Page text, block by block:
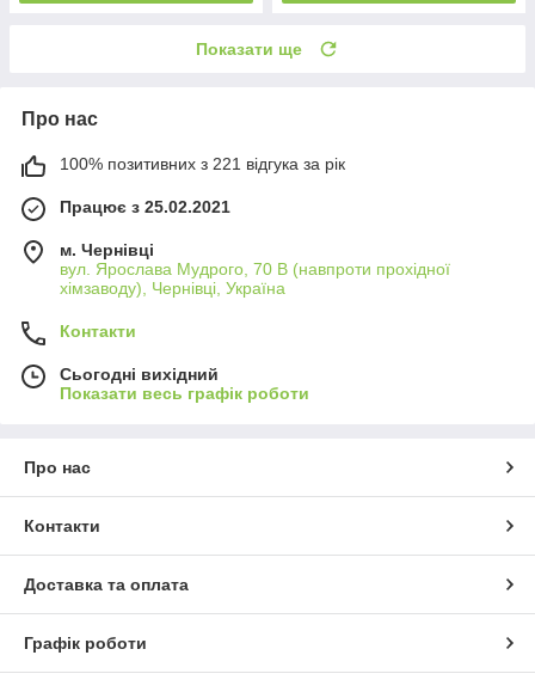
Показати ще
Про нас
100% позитивних з 221 відгука за рік
Працює з 25.02.2021
м. Чернівці
вул. Ярослава Мудрого, 70 В (навпроти прохідної
хімзаводу), Чернівці, Україна
Контакти
Сьогодні вихідний
Показати весь графік роботи
Про нас
Контакти
Доставка та оплата
Графік роботи